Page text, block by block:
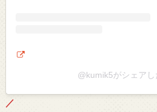
@kumik5がシェアし
／